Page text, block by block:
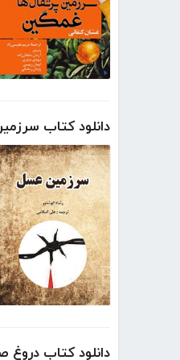
دانلود کتاب
دانلود کتاب دروغ